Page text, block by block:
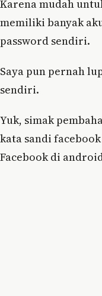
Karena mudah
memiliki banyak
password sendiri.
Saya pun pernah
sendiri.
Yuk, simak
kata sandi
Facebook di